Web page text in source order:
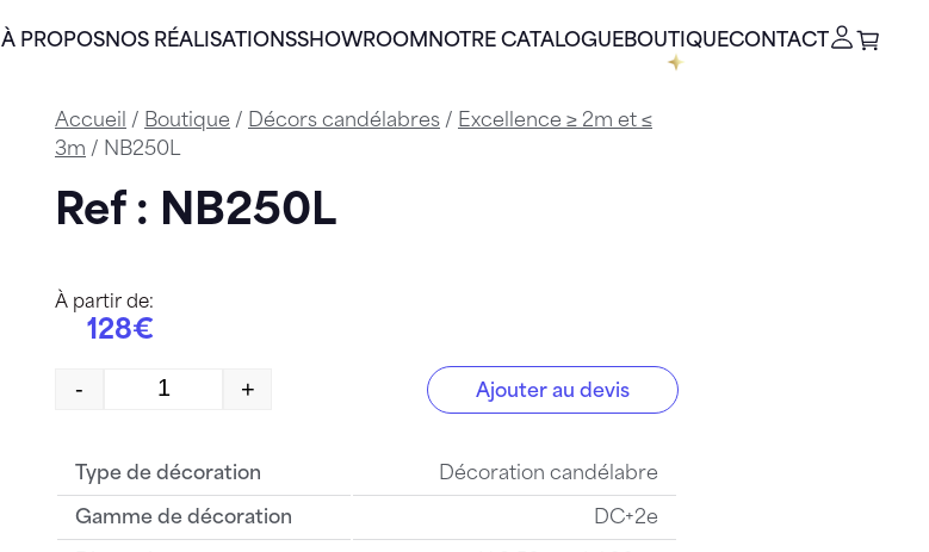
À PROPOSNOS RÉALISATIONSSHOWROOM NOTRE CATALOGUEBOUTIQUECONTACT
Accueil / Boutique / Décors candélabres / Excellence ≥ 2m et ≤
3m / NB250L
Ref : NB250L
À partir de:
128€
quantité de NB250L
- + Ajouter au devis
Type de décoration Décoration candélabre
Gamme de décoration DC+2e